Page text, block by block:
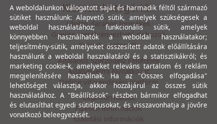
Kiemelt kategóriák
Utolsó darabos termékek
Gewiss szerelvényezhető dobozok
Csövek, csatornák
Általános Szerződési Feltételek
Adatvédelmi Nyilatkozat
Online vitarendezési platform
Céginformációk
Fizetési információk
Szállítási információk
A weboldalunkon válogatott saját és harmadik féltől származó
sütiket használunk: Alapvető sütik, amelyek szükségesek a
weboldal használatához; funkcionális sütik, amelyek
könnyebben használhatók a weboldal használatakor;
teljesítmény-sütik, amelyeket összesített adatok előállítására
használunk a weboldal használatáról és a statisztikákról; és
marketing cookie-k, amelyeket releváns tartalom és reklám
megjelenítésére használnak. Ha az "Összes elfogadása"
lehetőséget választja, akkor hozzájárul az összes sütik
használatához. A "Beállítások" részben bármikor elfogadhat
és elutasíthat egyedi sütitípusokat, és visszavonhatja a jövőre
vonatkozó beleegyezését.